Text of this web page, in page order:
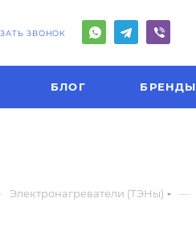
ЗВОНОК
БЛОГ БРЕНДЫ
Электронагреватели (ТЭНы) —